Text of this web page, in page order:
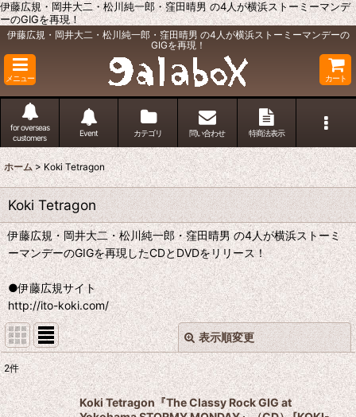
伊藤広規・岡井大二・松川純一郎・窪田晴男 の4人が横浜ストーミーマンデ
ーのGIGを再現！
伊藤広規・岡井大二・松川純一郎・窪田晴男 の4人が横浜ストーミーマンデーの
GIGを再現！
メニュー カート
for overseas
customers
Event カテゴリ 問い合わせ 特商法表示
ホーム > Koki Tetragon
Koki Tetragon
伊藤広規・岡井大二・松川純一郎・窪田晴男 の4人が横浜ストーミ
ーマンデーのGIGを再現したCDとDVDをリリース！
●伊藤広規サイト
http://ito-koki.com/
表示順変更
表示数:
閉じる
2件
Koki Tetragon『The Classy Rock GIG at